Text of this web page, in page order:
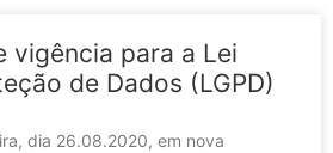
vigência para a Lei
de Dados (LGPD)
dia 26.08.2020, em nova